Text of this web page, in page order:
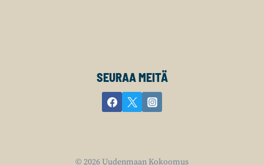
SEURAA MEITÄ
© 2026 Uudenmaan Kokoomus